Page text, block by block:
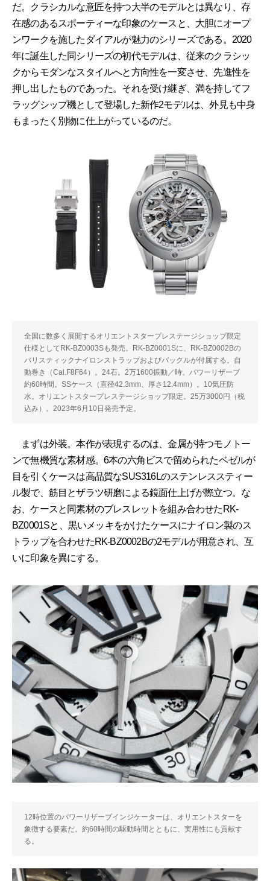
だ。クラシカルな意匠を持つ大半のモデルとは異なり、存
在感のあるスポーティーな印象のケースと、大胆にオープ
ンワークを施したダイアルが魅力のシリーズである。2020
年に誕生した同シリーズの初代モデルは、従来のクラシッ
クからモダンなスタイルへと方向性を一変させ、先進性を
押し出したものであった。それを受け継ぎ、満を持してフ
ラッグシップ機として登場した新作2モデルは、外見も中身
もまったく別物に仕上がっているのだ。
全国に数多く展開するオリエントスタープレステージショップ限定
仕様としてRK-BZ0003Sも発売。RK-BZ0001Sに、RK-BZ0002Bの
バリスティックナイロンストラップおよびバックルが付属する。自
動巻き（Cal.F8F64）。24石。2万1600振動／時。パワーリザーブ
約60時間。SSケース（直径42.3mm、厚さ12.4mm）。10気圧防
水。オリエントスタープレステージショップ限定。25万3000円（税
込み）。2023年6月10日発売予定。
まずは外装。本作が表現するのは、金属が持つモノトー
ンで無機質な素材感。6本の六角ビスで留められたベゼルが
目を引くケースは高品質なSUS316Lのステンレススティー
ル製で、筋目とザラツ研磨による鏡面仕上げが際立つ。な
お、ケースと同素材のブレスレットを組み合わせたRK-
BZ0001Sと、黒いメッキをかけたケースにナイロン製のス
トラップを合わせたRK-BZ0002Bの2モデルが用意され、互
いに印象を異にする。
12時位置のパワーリザーブインジケーターは、オリエントスターを
象徴する要素だ。約60時間の駆動時間とともに、実用性にも貢献す
る。